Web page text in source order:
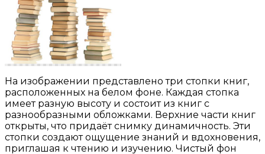
На изображении представлено три стопки книг,
расположенных на белом фоне. Каждая стопка
имеет разную высоту и состоит из книг с
разнообразными обложками. Верхние части книг
открыты, что придаёт снимку динамичность. Эти
стопки создают ощущение знаний и вдохновения,
приглашая к чтению и изучению. Чистый фон